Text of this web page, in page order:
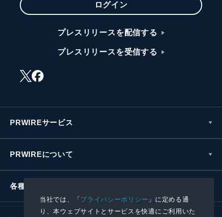
当社では、「プライバシーポリシー 」に定める通
り、本ウェブサイトとサービスを快適にご利用いた
ログイン
プレスリリースを配信する
プレスリリースを受信する
PRWIREサービス
PRWIREについて
各種お問い合わせ